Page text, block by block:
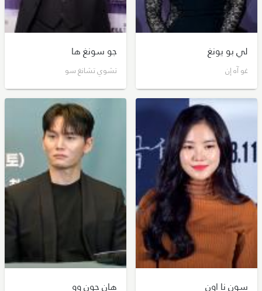
لي بو يونغ
غو آه إن
جو سونغ ها
تشوي تشانغ سو
سون نا اون هان جون وو